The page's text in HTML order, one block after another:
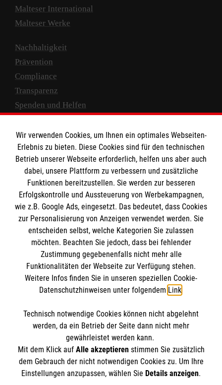
Malteser International
Malteser Werke
Nachhaltigkeit
Prävention
Compliance
Transparenz
Spenden und Helfen
Empfänger: Malteser Hilfsdienst e.V.
IBAN: DE10 3706 0120 1201 2000 12
BIC: GENODED 1PA7
Newsletter abonnieren
Cookies verwalten|AGB|Impressum|Datenschutz
Barrierefreiheit |Kontakt| Sharepoint|Mediathek
Wir verwenden Cookies, um Ihnen ein optimales Webseiten-
Erlebnis zu bieten. Diese Cookies sind für den technischen
Betrieb unserer Webseite erforderlich, helfen uns aber auch
dabei, unsere Plattform zu verbessern und zusätzliche
Funktionen bereitzustellen. Sie werden zur besseren
Erfolgskontrolle und Aussteuerung von Werbekampagnen,
wie z.B. Google Ads, eingesetzt. Das bedeutet, dass Cookies
zur Personalisierung von Anzeigen verwendet werden. Sie
entscheiden selbst, welche Kategorien Sie zulassen
möchten. Beachten Sie jedoch, dass bei fehlender
Zustimmung gegebenenfalls nicht mehr alle
Funktionalitäten der Webseite zur Verfügung stehen.
Weitere Infos finden Sie in unseren speziellen Cookie-
Datenschutzhinweisen unter folgendem Link.
Technisch notwendige Cookies können nicht abgelehnt
werden, da ein Betrieb der Seite dann nicht mehr
gewährleistet werden kann.
Mit dem Klick auf Alle akzeptierenstimmen Sie zusätzlich
dem Gebrauch der nicht notwendigen Cookies zu. Um Ihre
Einstellungen anzupassen, wählen Sie Details anzeigen.